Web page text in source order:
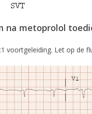
na metoprolol
voortgeleiding. Let op de